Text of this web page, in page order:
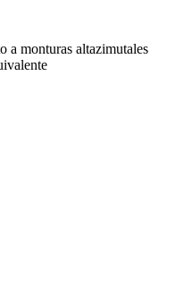
a monturas altazimutales